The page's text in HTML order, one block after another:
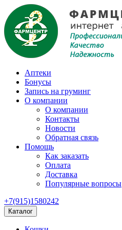
Аптеки
Бонусы
Запись на груминг
О компании
О компании
Контакты
Новости
Обратная связь
Помощь
Как заказать
Оплата
Доставка
Популярные вопросы
+7(915)1580242
Каталог